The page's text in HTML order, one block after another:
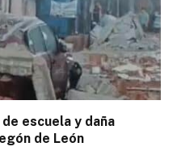
escuela y daña
de León